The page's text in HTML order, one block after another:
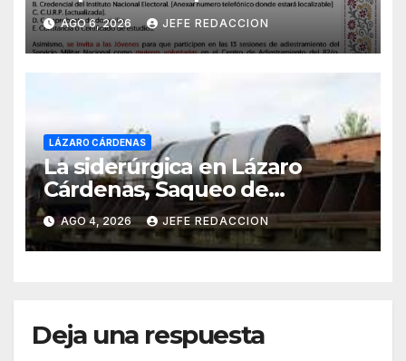
documentos para obtener La
Catilla del Servicio Militar
Nacional
AGO 6, 2026 JEFE REDACCION
LÁZARO CÁRDENAS
La siderúrgica en Lázaro
Cárdenas, Saqueo de
Recursos Naturales a Cambio
de Miseria
AGO 4, 2026 JEFE REDACCION
Deja una respuesta